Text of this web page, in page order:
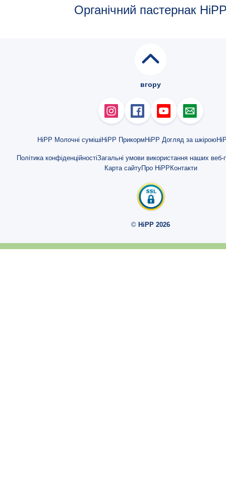
Органічний пастернак
вгору
HiPP Молочні суміші HiPP Прикорм HiPP Догляд за шкірою
Політика конфіденційностіЗагальні умови використання наших веб-
Карта сайтуПро HiPP Контакти
© HiPP 2026